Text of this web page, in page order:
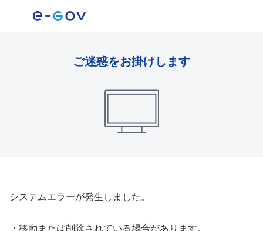
ご迷惑をお掛けします
システムエラーが発生しました。
・ 移動または削除されている場合があります。